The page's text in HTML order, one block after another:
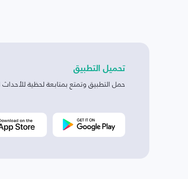
تحميل التطبيق
حمل التطبيق وتمتع بمتابعة لحظية للأحداث